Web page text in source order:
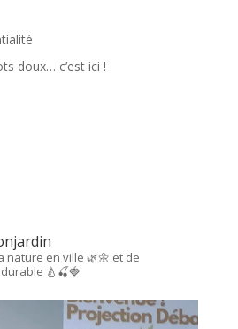
doux… c’est ici !
nature en ville 🌿🌼 et de
🍐🍒🍓